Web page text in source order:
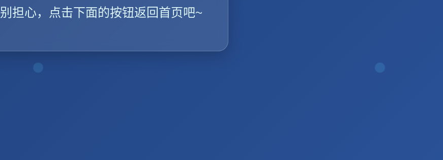
别担心，点击下面的按钮返回首页吧~